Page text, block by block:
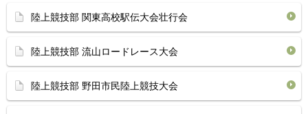
陸上競技部 関東高校駅伝大会壮行会
陸上競技部 流山ロードレース大会
陸上競技部 野田市民陸上競技大会